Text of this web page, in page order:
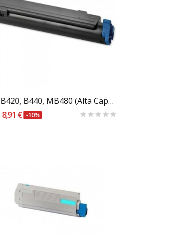
OKI B420, B440, MB480 (Alta Capacidade)
8,91 € -10%